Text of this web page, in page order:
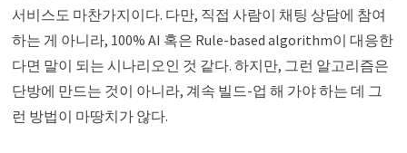
서비스도 마찬가지이다. 다만, 직접 사람이 채팅 상담에 참여
하는 게 아니라, 100% AI 혹은 Rule-based algorithm이 대응한
다면 말이 되는 시나리오인 것 같다. 하지만, 그런 알고리즘은
단방에 만드는 것이 아니라, 계속 빌드-업 해 가야 하는 데 그
런 방법이 마땅치가 않다.